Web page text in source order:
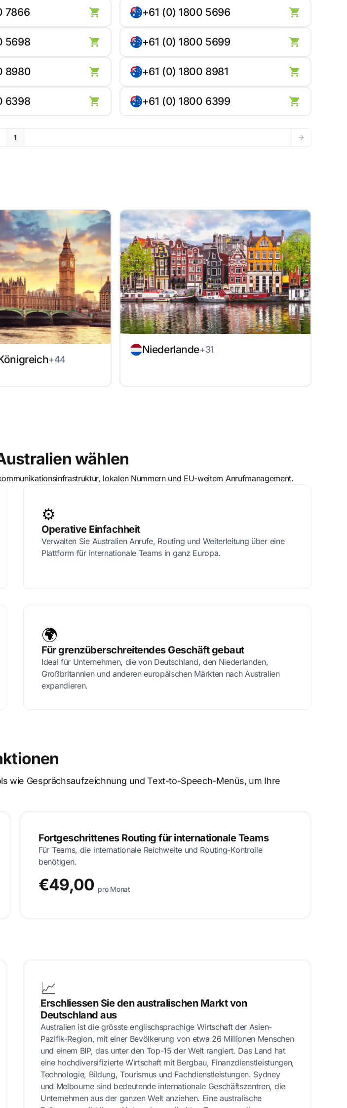
7866
5698
8980
6398
+61 (0) 1800 5696
+61 (0) 1800 5699
+61 (0) 1800 8981
+61 (0) 1800 6399
1
+44
Niederlande+31
wählen
lokalen Nummern und EU-weitem Anrufmanagement.
⚙️
Operative Einfachheit
Verwalten Sie Australien Anrufe, Routing und Weiterleitung über eine
Plattform für internationale Teams in ganz Europa.
🌍
Für grenzüberschreitendes Geschäft gebaut
Ideal für Unternehmen, die von Deutschland, den Niederlanden,
Großbritannien und anderen europäischen Märkten nach Australien
expandieren.
wie Gesprächsaufzeichnung und Text-to-Speech-Menüs, um Ihre
Fortgeschrittenes Routing für internationale Teams
Für Teams, die internationale Reichweite und Routing-Kontrolle
benötigen.
€49,00 pro Monat
📈
Erschliessen Sie den australischen Markt von
Deutschland aus
Australien ist die grösste englischsprachige Wirtschaft der Asien-
Pazifik-Region, mit einer Bevölkerung von etwa 26 Millionen Menschen
und einem BIP, das unter den Top-15 der Welt rangiert. Das Land hat
eine hochdiversifizierte Wirtschaft mit Bergbau, Finanzdienstleistungen,
Technologie, Bildung, Tourismus und Fachdienstleistungen. Sydney
und Melbourne sind bedeutende internationale Geschäftszentren, die
Unternehmen aus der ganzen Welt anziehen. Eine australische